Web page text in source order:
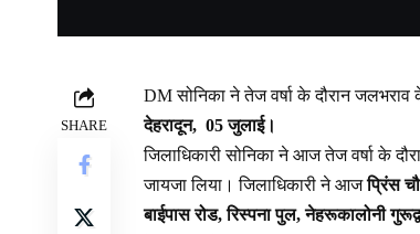
SHARE
DM सोनिका ने तेज वर्षा के दौरान जलभराव
देहरादून, 05 जुलाई।
जिलाधिकारी सोनिका ने आज तेज वर्षा के
जायजा लिया। जिलाधिकारी ने आजप्रिंस
बाईपास रोड, रिस्पना पुल, नेहरूकालोनी